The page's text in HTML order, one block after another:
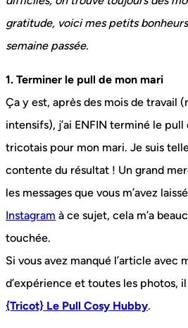
gratitude, voici mes petits
semaine passée.
1. Terminer le pull de mon mari
Ça y est, après des mois de travail
intensifs), j’ai ENFIN terminé le pull
tricotais pour mon mari. Je suis
contente du résultat ! Un grand
les messages que vous m’avez
Instagram à ce sujet, cela m’a
touchée.
Si vous avez manqué l’article avec
d’expérience et toutes les photos, il
{Tricot} Le Pull Cosy Hubby.